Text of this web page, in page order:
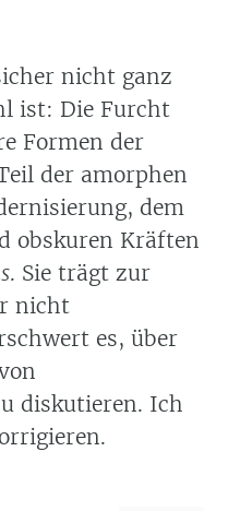
nicht ganz
ist: Die Furcht
Formen der
der amorphen
dem
obskuren Kräften
. Sie trägt zur
nicht
es, über
diskutieren. Ich